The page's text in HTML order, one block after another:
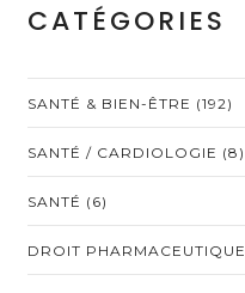
CATÉGORIES
SANTÉ & BIEN-ÊTRE (192)
SANTÉ / CARDIOLOGIE (8)
SANTÉ (6)
DROIT PHARMACEUTIQUE